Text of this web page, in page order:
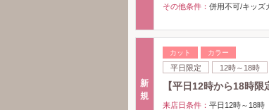
その他条件： 併用不可/キッズ
新
規
カット カラー
平日限定 12時～18時
【平日12時から18時
来店日条件： 平日12時～18時